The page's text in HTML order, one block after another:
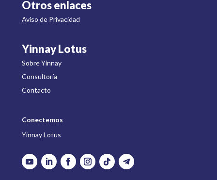
Otros enlaces
Aviso de Privacidad
Yinnay Lotus
Sobre Yinnay
Consultoría
Contacto
Conectemos
Yinnay Lotus